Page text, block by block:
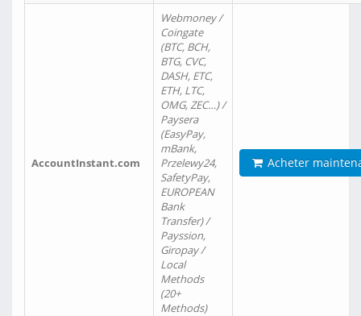
AccountInstant.com
Webmoney /
Coingate
(BTC, BCH,
BTG, CVC,
DASH, ETC,
ETH, LTC,
OMG, ZEC…) /
Paysera
(EasyPay,
mBank,
Przelewy24,
SafetyPay,
EUROPEAN
Bank
Transfer) /
Payssion,
Giropay /
Local
Methods
(20+
Methods)
Acheter